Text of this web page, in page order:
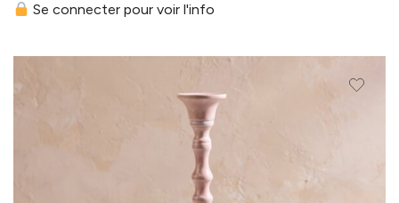
Se connecter pour voir l'info